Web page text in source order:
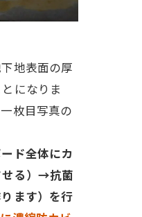
地表面の厚
になりま
枚目写真の
ド全体にカ
せる）→抗菌
ます）を行